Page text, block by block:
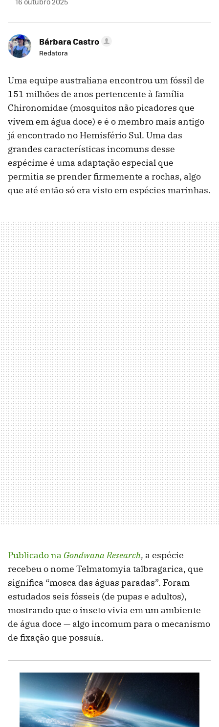
Bárbara Castro
Redatora
Uma equipe australiana encontrou um fóssil de
151 milhões de anos pertencente à família
Chironomidae (mosquitos não picadores que
vivem em água doce) e é o membro mais antigo
já encontrado no Hemisfério Sul. Uma das
grandes características incomuns desse
espécime é uma adaptação especial que
permitia se prender firmemente a rochas, algo
que até então só era visto em espécies marinhas.
Publicado na Gondwana Research, a espécie
recebeu o nome Telmatomyia talbragarica, que
significa “mosca das águas paradas”. Foram
estudados seis fósseis (de pupas e adultos),
mostrando que o inseto vivia em um ambiente
de água doce — algo incomum para o mecanismo
de fixação que possuía.